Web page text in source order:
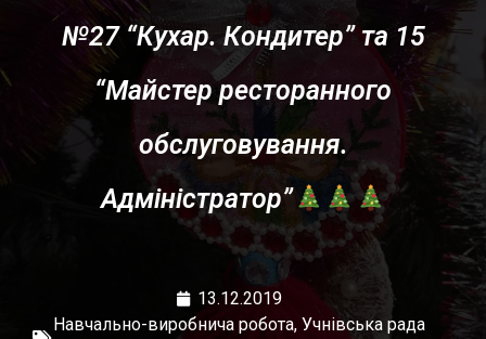
№27 “Кухар. Кондитер” та 15
“Майстер ресторанного
обслуговування.
Адміністратор”
13.12.2019
Навчально-виробнича робота, Учнівська рада